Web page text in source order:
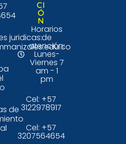
juridicas:
de
CI
Ó
N
Horarios
de
atención:
Lunes-
Viernes 7
am - 1
pm
Cel: +57
3122978917
Cel: +57
3207564654